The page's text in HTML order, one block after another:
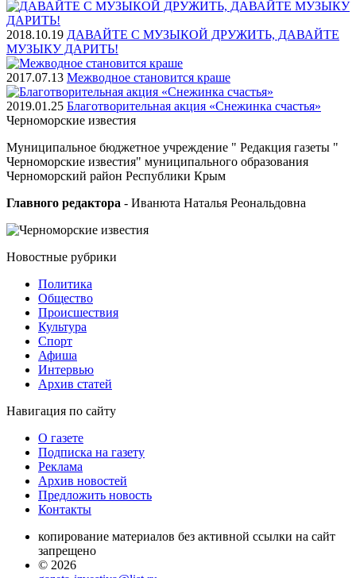
2018.10.19 ДАВАЙТЕ С МУЗЫКОЙ ДРУЖИТЬ, ДАВАЙТЕ
МУЗЫКУ ДАРИТЬ!
2017.07.13 Межводное становится краше
2019.01.25 Благотворительная акция «Снежинка счастья»
Черноморские известия
Муниципальное бюджетное учреждение " Редакция газеты "
Черноморские известия" муниципального образования
Черноморский район Республики Крым
Главного редактора - Иванюта Наталья Реональдовна
Новостные рубрики
Политика
Общество
Проиcшествия
Культура
Спорт
Афиша
Интервью
Архив статей
Навигация по сайту
О газете
Подписка на газету
Реклама
Архив новостей
Предложить новость
Контакты
копирование материалов без активной ссылки на сайт
запрещено
© 2026